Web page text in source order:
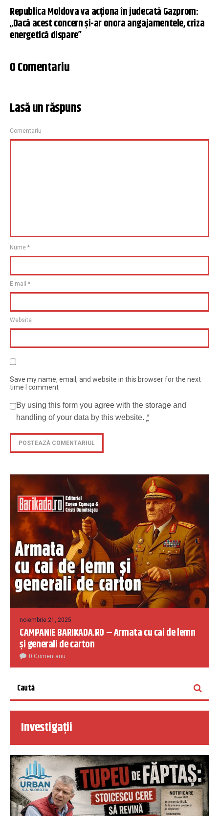
Republica Moldova va acţiona în judecată Gazprom:
„Dacă acest concern şi-ar onora angajamentele, criza
energetică dispare”
0 Comentariu
Lasă un răspuns
Comentariu
Nume *
E-mail *
Website
Save my name, email, and website in this browser for the next
time I comment
By using this form you agree with the storage and
handling of your data by this website. *
noiembrie 21, 2025
CAMPANIE BARIKADA.RO – Armata cu cai de lemn
și generali de carton
0 Comentariu
Investigații